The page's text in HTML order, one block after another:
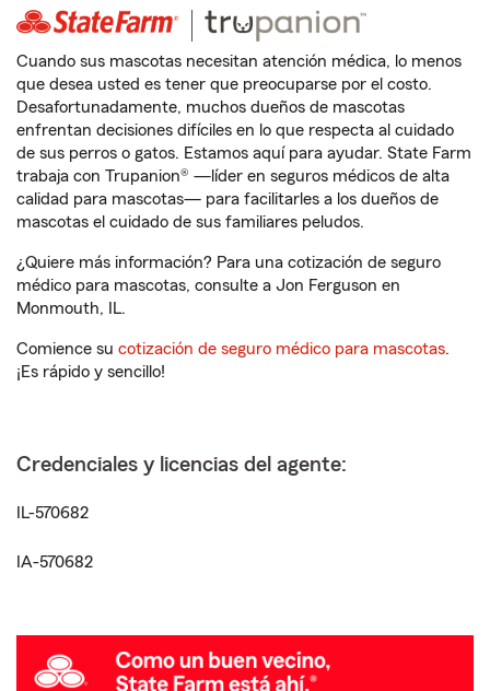
Cuando sus mascotas necesitan atención médica, lo menos
que desea usted es tener que preocuparse por el costo.
Desafortunadamente, muchos dueños de mascotas
enfrentan decisiones difíciles en lo que respecta al cuidado
de sus perros o gatos. Estamos aquí para ayudar. State Farm
trabaja con Trupanion® —líder en seguros médicos de alta
calidad para mascotas— para facilitarles a los dueños de
mascotas el cuidado de sus familiares peludos.
¿Quiere más información? Para una cotización de seguro
médico para mascotas, consulte a Jon Ferguson en
Monmouth, IL.
Comience su cotización de seguro médico para mascotas.
¡Es rápido y sencillo!
Credenciales y licencias del agente:
IL-570682
IA-570682